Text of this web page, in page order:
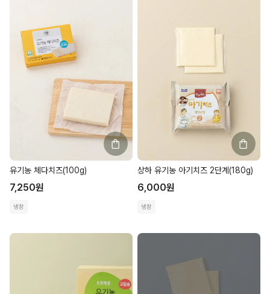
유기농 체다치즈(100g)
7,250원
냉장
상하 유기농 아기치즈 2단계(180g)
6,000원
냉장